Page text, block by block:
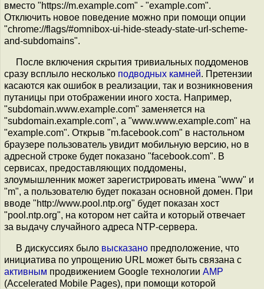
вместо "https://m.example.com" - "example.com".
Отключить новое поведение можно при помощи опции
"chrome://flags/#omnibox-ui-hide-steady-state-url-scheme-
and-subdomains".
После включения скрытия тривиальных поддоменов
сразу всплыло несколько подводных камней. Претензии
касаются как ошибок в реализации, так и возникновения
путаницы при отображении иного хоста. Например,
"subdomain.www.example.com" заменяется на
"subdomain.example.com", а "www.www.example.com" на
"example.com". Открыв "m.facebook.com" в настольном
браузере пользователь увидит мобильную версию, но в
адресной строке будет показано "facebook.com". В
сервисах, предоставляющих поддомены,
злоумышленник может зарегистрировать имена "www" и
"m", а пользователю будет показан основной домен. При
вводе "http://www.pool.ntp.org" будет показан хост
"pool.ntp.org", на котором нет сайта и который отвечает
за выдачу случайного адреса NTP-сервера.
В дискуссиях было высказано предположение, что
инициатива по упрощению URL может быть связана с
активным продвижением Google технологии AMP
(Accelerated Mobile Pages), при помощи которой